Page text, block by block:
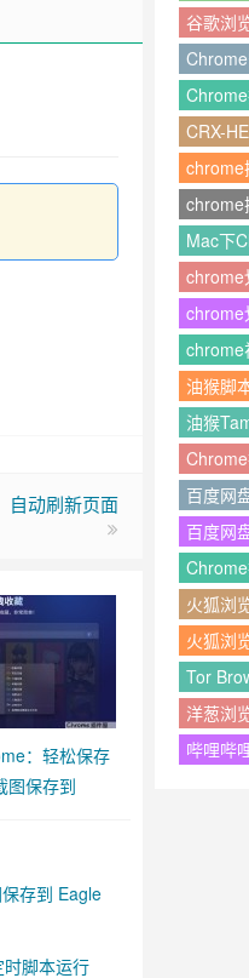
自动刷新页面
：轻松保存
图保存到
存到 Eagle
脚本运行
谷歌浏
CRX-
chrome
chrome
Mac下
chrome
chrome
chrome
油猴脚
油猴
百度网
百度网
火狐浏
火狐浏
Tor
洋葱浏
哔哩哔